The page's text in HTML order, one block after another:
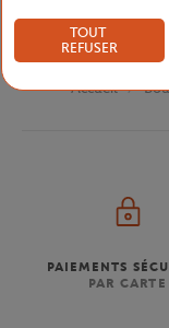
Accueil
PAIEMENTS
PAR CARTE
TOUT
REFUSER